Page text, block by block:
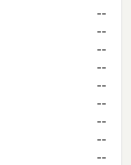
--
--
--
--
--
--
--
--
--